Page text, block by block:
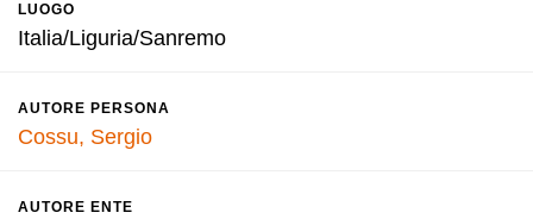
LUOGO
Italia/Liguria/Sanremo
AUTORE PERSONA
Cossu, Sergio
AUTORE ENTE